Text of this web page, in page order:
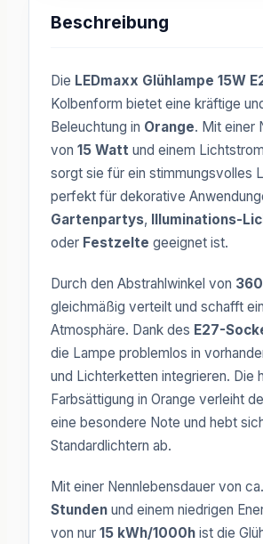
Beschreibung
Die LEDmaxx Glühlampe 15W
Kolbenform bietet eine kräftige
Beleuchtung in Orange. Mit einer
von 15 Watt und einem
sorgt sie für ein stimmungsvolles
perfekt für dekorative
Gartenpartys, Illuminations-
oder Festzelte geeignet ist.
Durch den Abstrahlwinkel von
gleichmäßig verteilt und schafft
Atmosphäre. Dank des E27-
die Lampe problemlos in
und Lichterketten integrieren. Die
Farbsättigung in Orange verleiht
eine besondere Note und hebt
Standardlichtern ab.
Mit einer Nennlebensdauer von ca.
Stunden und einem niedrigen
von nur 15 kWh/1000h ist die